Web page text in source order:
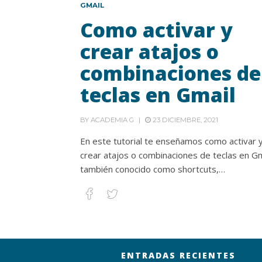
GMAIL
Como activar y
crear atajos o
combinaciones de
teclas en Gmail
BY ACADEMIA G 23 DICIEMBRE, 2021
En este tutorial te enseñamos como activar
crear atajos o combinaciones de teclas en
también conocido como shortcuts,…
ENTRADAS RECIENTES